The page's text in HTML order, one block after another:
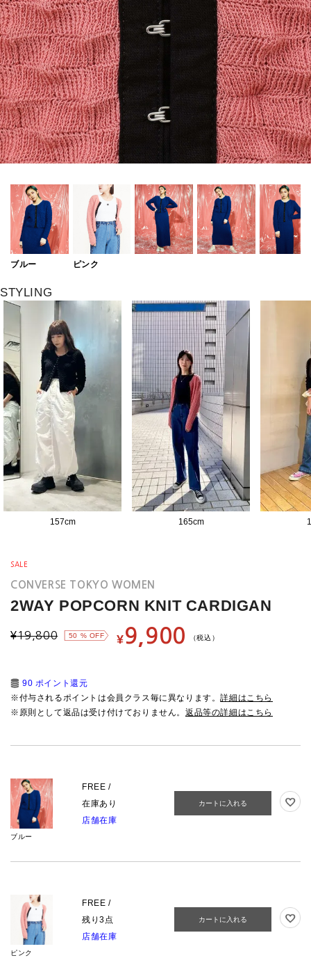
ブルー ピンク
STYLING
157cm 165cm
SALE
CONVERSE TOKYO WOMEN
2WAY POPCORN KNIT CARDIGAN
¥19,800 50 % OFF ¥9,900 （税込）
90 ポイント還元
※付与されるポイントは会員クラス毎に異なります。詳細はこちら
※原則として返品は受け付けておりません。 返品等の詳細はこちら
ブルー
FREE /
在庫あり
店舗在庫
カートに入れる
ピンク
FREE /
残り3点
店舗在庫
カートに入れる